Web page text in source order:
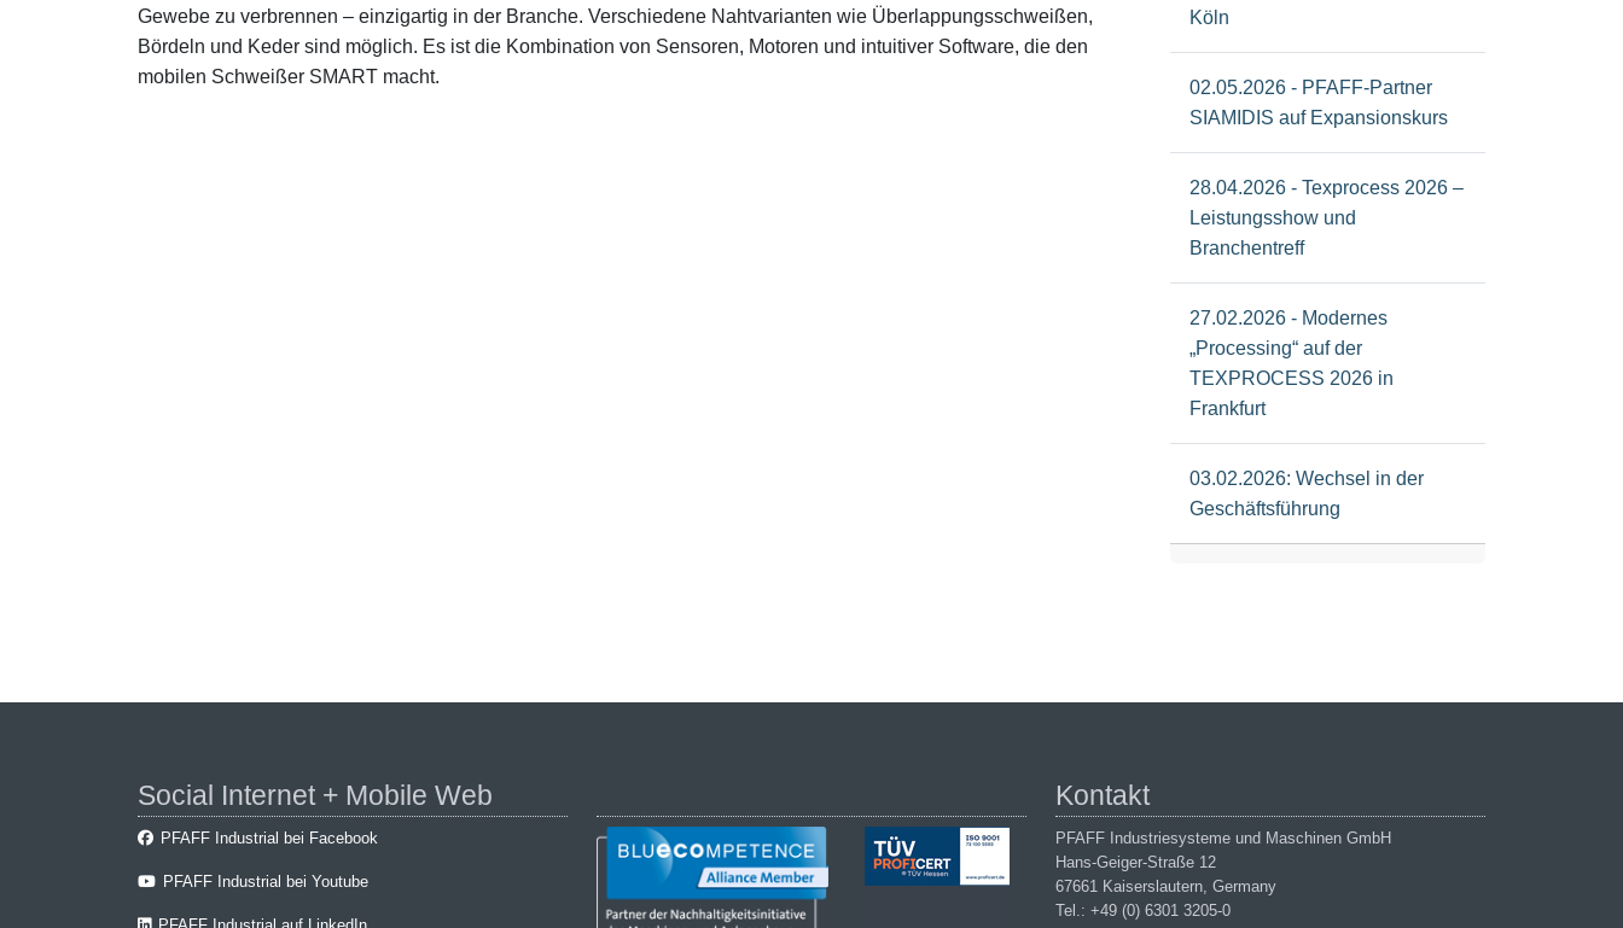
Gewebe zu verbrennen – einzigartig in der Branche. Verschiedene Nahtvarianten wie Überlappungsschweißen,
Bördeln und Keder sind möglich. Es ist die Kombination von Sensoren, Motoren und intuitiver Software, die den
mobilen Schweißer SMART macht.
Köln
02.05.2026 - PFAFF-Partner
SIAMIDIS auf Expansionskurs
28.04.2026 - Texprocess 2026 –
Leistungsshow und
Branchentreff
27.02.2026 - Modernes
„Processing“ auf der
TEXPROCESS 2026 in
Frankfurt
03.02.2026: Wechsel in der
Geschäftsführung
Social Internet + Mobile Web
PFAFF Industrial bei Facebook
PFAFF Industrial bei Youtube
Kontakt
PFAFF Industriesysteme und Maschinen GmbH
Hans-Geiger-Straße 12
67661 Kaiserslautern, Germany
Tel.: +49 (0) 6301 3205-0